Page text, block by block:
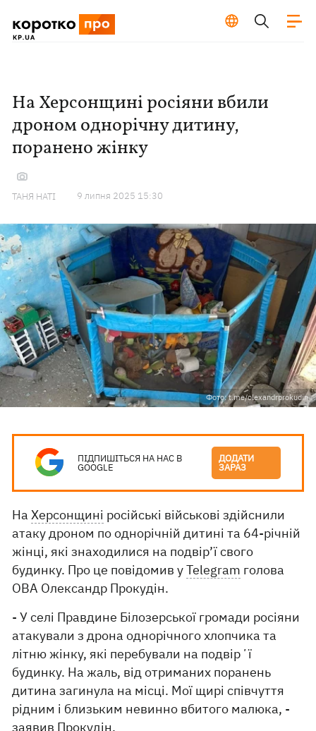
На Херсонщині росіяни вбили
дроном однорічну дитину,
поранено жінку
ТАНЯ НАТІ 9 липня 2025 15:30
Фото: t.me/olexandrprokudin
ПІДПИШІТЬСЯ НА НАС В
GOOGLE
ДОДАТИ
ЗАРАЗ
НаХерсонщині російські військові здійснили
атаку дроном по однорічній дитині та 64-річній
жінці, які знаходилися на подвір’ї свого
будинку. Про це повідомив уTelegram голова
ОВА Олександр Прокудін.
- У селі Правдине Білозерської громади росіяни
атакували з дрона однорічного хлопчика та
літню жінку, які перебували на подвірʼї
будинку. На жаль, від отриманих поранень
дитина загинула на місці. Мої щирі співчуття
рідним і близьким невинно вбитого малюка, -
заявив Прокудін.